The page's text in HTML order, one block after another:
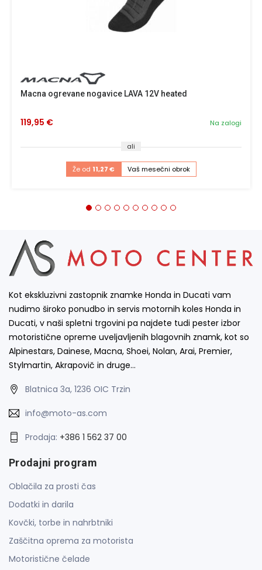
Macna ogrevane nogavice LAVA 12V heated
Na zalogi
119,95 €
ali
Že od 11,27 € Vaš mesečni obrok
Kot ekskluzivni zastopnik znamke Honda in Ducati vam
nudimo široko ponudbo in servis motornih koles Honda in
Ducati, v naši spletni trgovini pa najdete tudi pester izbor
motoristične opreme uveljavljenih blagovnih znamk, kot so
Alpinestars, Dainese, Macna, Shoei, Nolan, Arai, Premier,
Stylmartin, Akrapovič in druge…
Blatnica 3a, 1236 OIC Trzin
info@moto-as.com
Prodaja: +386 1 562 37 00
Prodajni program
Oblačila za prosti čas
Dodatki in darila
Kovčki, torbe in nahrbtniki
Zaščitna oprema za motorista
Motoristične čelade